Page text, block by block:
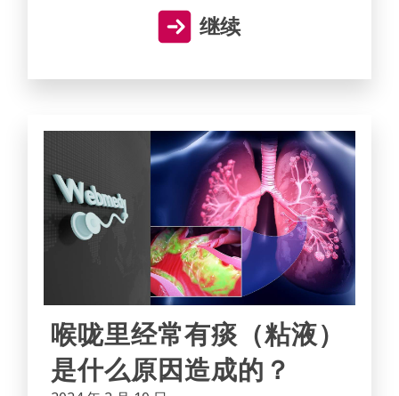
继续
喉咙里经常有痰（粘液）
是什么原因造成的？